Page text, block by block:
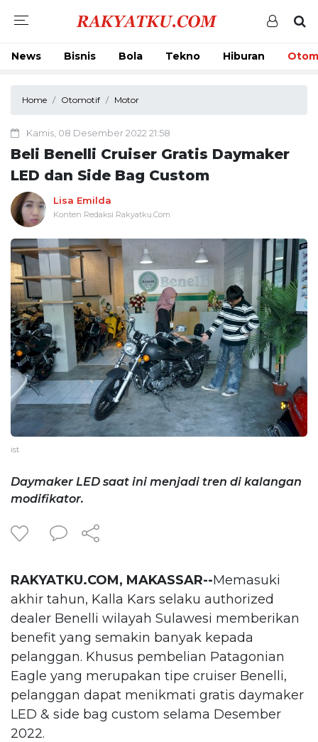
News Bisnis Bola Tekno Hiburan
Home Otomotif Motor
Kamis, 08 Desember 2022 21:58
Beli Benelli Cruiser Gratis Daymaker
LED dan Side Bag Custom
Lisa Emilda
Konten Redaksi Rakyatku.Com
ist
Daymaker LED saat ini menjadi tren di kalangan
modifikator.
RAKYATKU.COM, MAKASSAR--Memasuki
akhir tahun, Kalla Kars selaku authorized
dealer Benelli wilayah Sulawesi memberikan
benefit yang semakin banyak kepada
pelanggan. Khusus pembelian Patagonian
Eagle yang merupakan tipe cruiser Benelli,
pelanggan dapat menikmati gratis daymaker
LED & side bag custom selama Desember
2022.